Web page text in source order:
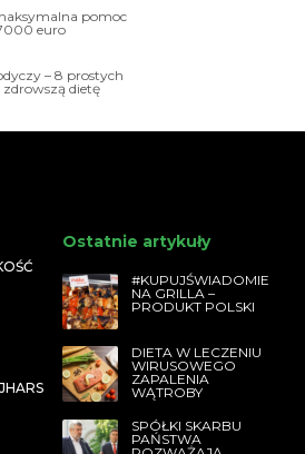
pomoc
euro
– 8 prostych
dietę
Ostatnie artykuły
#KUPUJŚWIADOMIE
NA GRILLA –
PRODUKT POLSKI
DIETA W LECZENIU
WIRUSOWEGO
ZAPALENIA
WĄTROBY
SPÓŁKI SKARBU
PAŃSTWA